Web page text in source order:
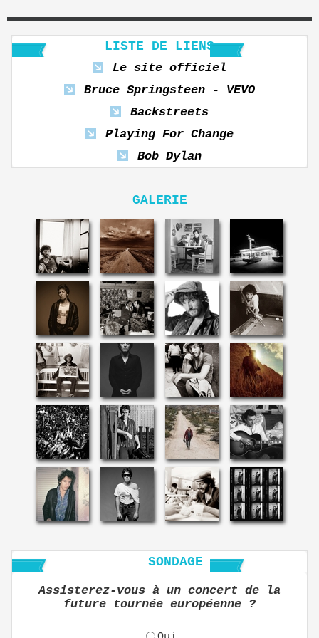
LISTE DE LIENS
Le site officiel
Bruce Springsteen - VEVO
Backstreets
Playing For Change
Bob Dylan
GALERIE
SONDAGE
Assisterez-vous à un concert de la
future tournée européenne ?